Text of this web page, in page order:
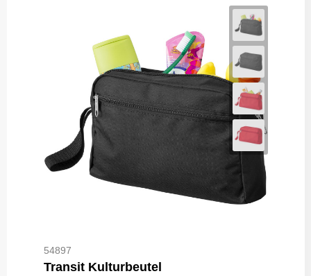
54897
Transit Kulturbeutel